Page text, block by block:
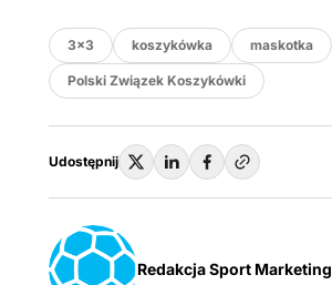
3×3 koszykówka maskotka
Polski Związek Koszykówki
Udostępnij
Redakcja Sport Marketing